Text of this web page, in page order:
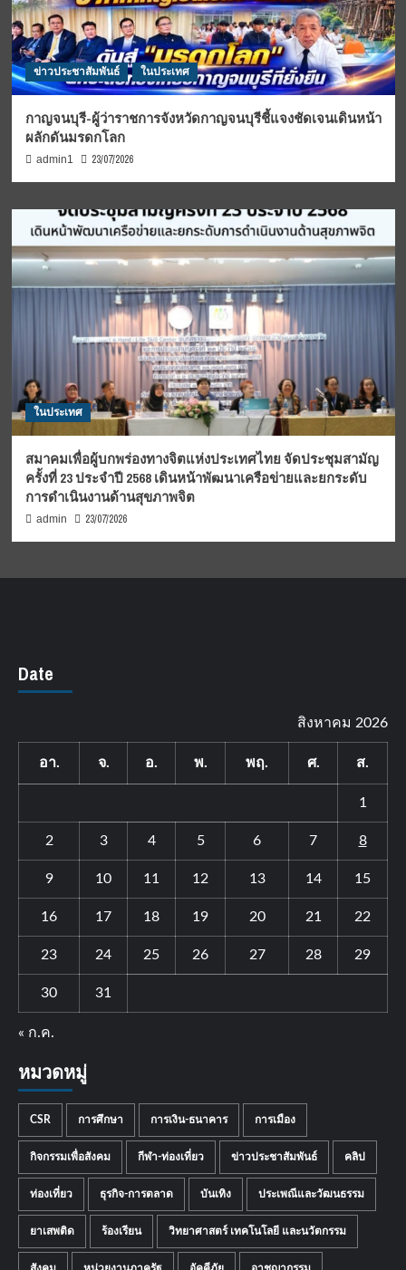
ข่าวประชาสัมพันธ์ ในประเทศ
กาญจนบุรี-ผู้ว่าราชการจังหวัดกาญจนบุรีชี้แจงชัดเจนเดินหน้า
ผลักดันมรดกโลก
admin1 23/07/2026
ในประเทศ
สมาคมเพื่อผู้บกพร่องทางจิตแห่งประเทศไทย จัดประชุมสามัญ
ครั้งที่ 23 ประจำปี 2568 เดินหน้าพัฒนาเครือข่ายและยกระดับ
การดำเนินงานด้านสุขภาพจิต
admin 23/07/2026
Date
สิงหาคม 2026
อา. จ. อ. พ. พฤ. ศ. ส.
1
2 3 4 5 6 7 8
9 10 11 12 13 14 15
16 17 18 19 20 21 22
23 24 25 26 27 28 29
30 31
« ก.ค.
หมวดหมู่
CSR การศึกษา การเงิน-ธนาคาร การเมือง
กิจกรรมเพื่อสังคม กีฬา-ท่องเที่ยว ข่าวประชาสัมพันธ์ คลิป
ท่องเที่ยว ธุรกิจ-การตลาด บันเทิง ประเพณีและวัฒนธรรม
ยาเสพติด ร้องเรียน วิทยาศาสตร์ เทคโนโลยี และนวัตกรรม